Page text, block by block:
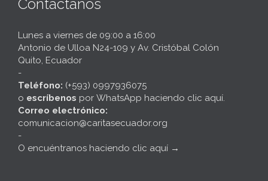
Contáctanos
Lunes a viernes de 09:00 a 16:00
Antonio de Ulloa N24-109 y Av. Cristóbal Colón
Quito, Ecuador
-
Teléfono: (+593) 0997936075
o escríbenos por WhatsApp haciendo clic aquí.
Correo electrónico:
comunicacion@caritasecuador.org
-
O encuéntranos haciendo clic aquí →